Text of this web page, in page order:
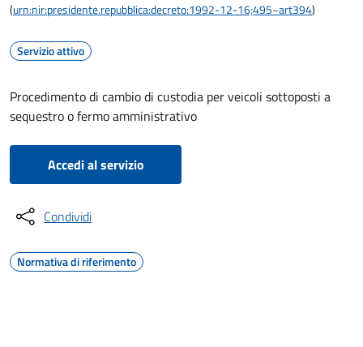
(urn:nir:presidente.repubblica:decreto:1992-12-16;495~art394)
Servizio attivo
Procedimento di cambio di custodia per veicoli sottoposti a
sequestro o fermo amministrativo
Accedi al servizio
Condividi
Normativa di riferimento